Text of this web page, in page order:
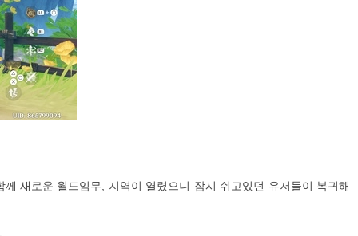
새로운 월드임무, 지역이 열렸으니 잠시 쉬고있던 유저들이 복귀해